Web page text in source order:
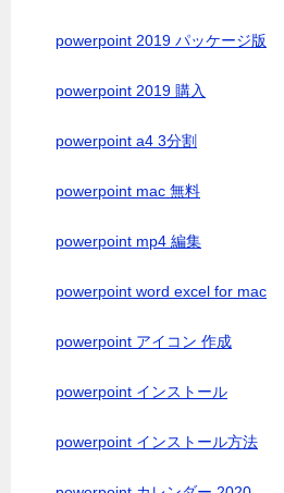
powerpoint 2019 パッケージ版
powerpoint 2019 購入
powerpoint a4 3分割
powerpoint mac 無料
powerpoint mp4 編集
powerpoint word excel for mac
powerpoint アイコン 作成
powerpoint インストール
powerpoint インストール方法